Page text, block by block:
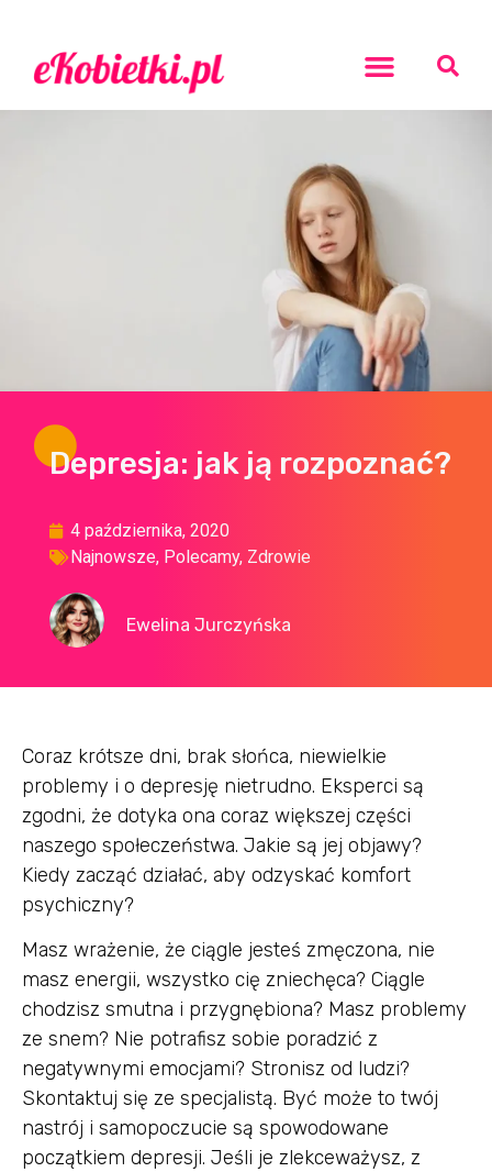
Depresja: jak ją rozpoznać?
4 października, 2020
Najnowsze, Polecamy, Zdrowie
Ewelina Jurczyńska
Coraz krótsze dni, brak słońca, niewielkie
problemy i o depresję nietrudno. Eksperci są
zgodni, że dotyka ona coraz większej części
naszego społeczeństwa. Jakie są jej objawy?
Kiedy zacząć działać, aby odzyskać komfort
psychiczny?
Masz wrażenie, że ciągle jesteś zmęczona, nie
masz energii, wszystko cię zniechęca? Ciągle
chodzisz smutna i przygnębiona? Masz problemy
ze snem? Nie potrafisz sobie poradzić z
negatywnymi emocjami? Stronisz od ludzi?
Skontaktuj się ze specjalistą. Być może to twój
nastrój i samopoczucie są spowodowane
początkiem depresji. Jeśli je zlekceważysz, z